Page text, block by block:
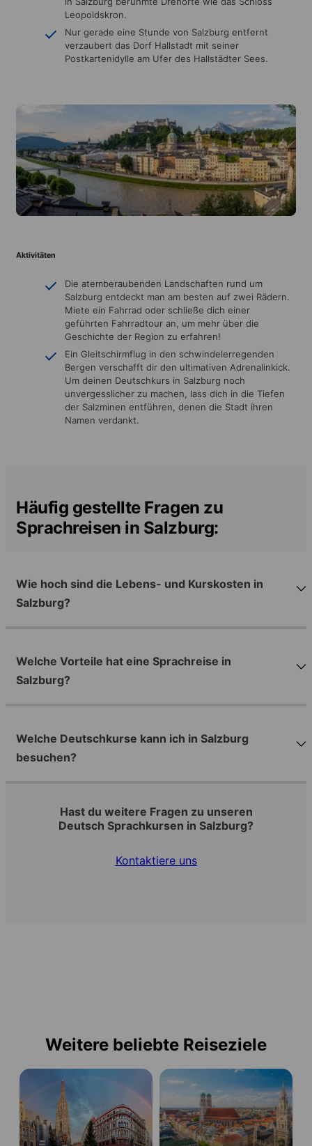
Leopoldskron.
Nur gerade eine Stunde von Salzburg entfernt
verzaubert das Dorf Hallstadt mit seiner
Postkartenidylle am Ufer des Hallstädter Sees.
Aktivitäten
Die atemberaubenden Landschaften rund um
Salzburg entdeckt man am besten auf zwei Rädern.
Miete ein Fahrrad oder schließe dich einer
geführten Fahrradtour an, um mehr über die
Geschichte der Region zu erfahren!
Ein Gleitschirmflug in den schwindelerregenden
Bergen verschafft dir den ultimativen Adrenalinkick.
Um deinen Deutschkurs in Salzburg noch
unvergesslicher zu machen, lass dich in die Tiefen
der Salzminen entführen, denen die Stadt ihren
Namen verdankt.
Häufig gestellte Fragen zu
Sprachreisen in Salzburg:
Wie hoch sind die Lebens- und Kurskosten in
Salzburg?
Welche Vorteile hat eine Sprachreise in
Salzburg?
Welche Deutschkurse kann ich in Salzburg
besuchen?
Hast du weitere Fragen zu unseren
Deutsch Sprachkursen in Salzburg?
Kontaktiere uns
Weitere beliebte Reiseziele